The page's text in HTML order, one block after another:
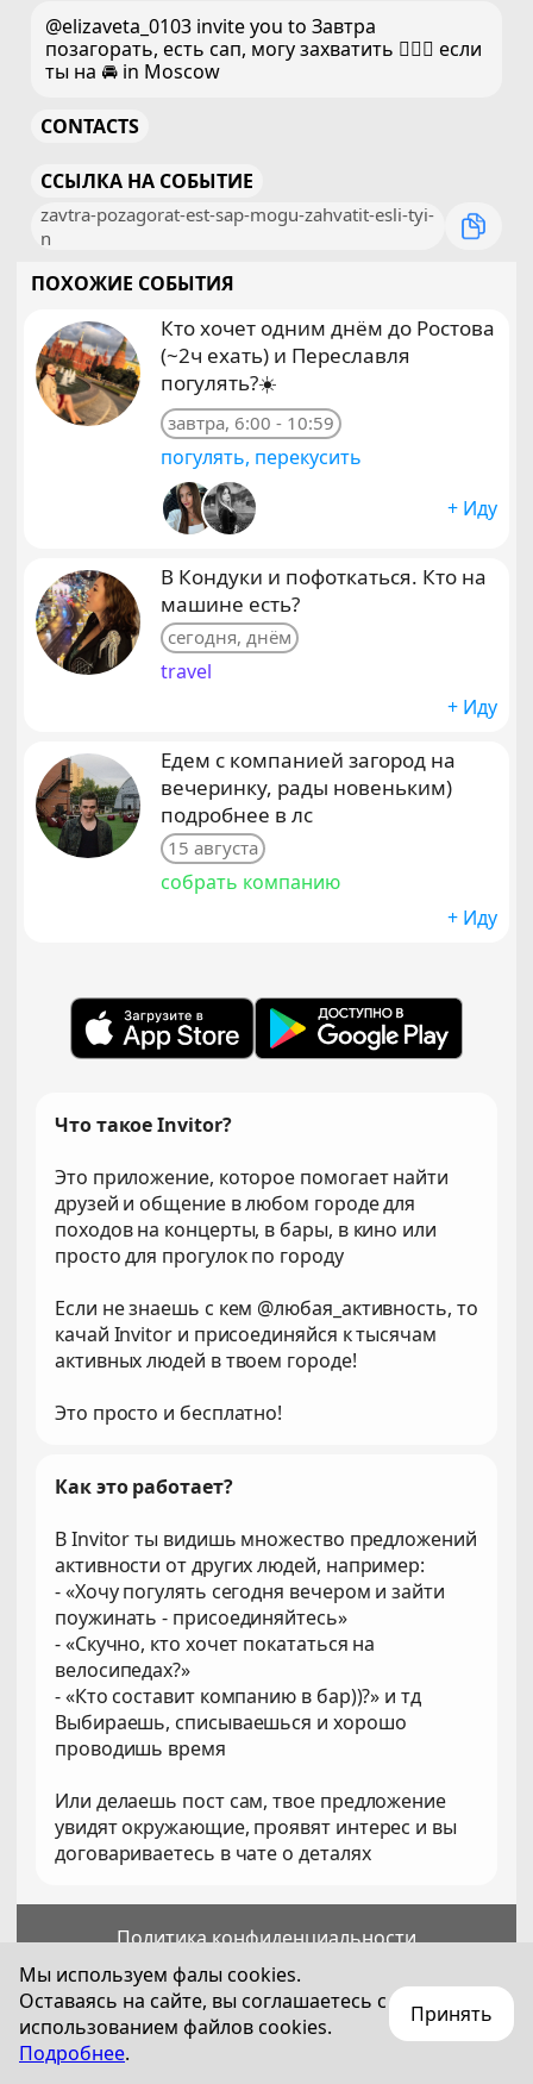
@elizaveta_0103 invite you to Завтра
позагорать, есть сап, могу захватить 🏄🏼‍♀️ если
ты на 🚘 in Moscow
CONTACTS
ССЫЛКА НА СОБЫТИЕ
zavtra-pozagorat-est-sap-mogu-zahvatit-esli-tyi-
n
ПОХОЖИЕ СОБЫТИЯ
Кто хочет одним днём до Ростова
(~2ч ехать) и Переславля
погулять?☀️
завтра, 6:00 - 10:59
погулять, перекусить
+ Иду
В Кондуки и пофоткаться. Кто на
машине есть?
сегодня, днём
travel
+ Иду
Едем с компанией загород на
вечеринку, рады новеньким)
подробнее в лс
15 августа
собрать компанию
+ Иду
Что такое Invitor?
Это приложение, которое помогает найти
друзей и общение в любом городе для
походов на концерты, в бары, в кино или
просто для прогулок по городу
Если не знаешь с кем @любая_активность, то
качай Invitor и присоединяйся к тысячам
активных людей в твоем городе!
Это просто и бесплатно!
Как это работает?
В Invitor ты видишь множество предложений
активности от других людей, например:
- «Хочу погулять сегодня вечером и зайти
поужинать - присоединяйтесь»
- «Скучно, кто хочет покататься на
велосипедах?»
- «Кто составит компанию в бар))?» и тд
Выбираешь, списываешься и хорошо
проводишь время
Или делаешь пост сам, твое предложение
увидят окружающие, проявят интерес и вы
договариваетесь в чате о деталях
Политика конфиденциальности
Пользовательское соглашение
Для лиц старше 18 лет
© 2018—
Мы используем фалы cookies.
Оставаясь на сайте, вы соглашаетесь с
использованием файлов cookies.
Подробнее.
Принять